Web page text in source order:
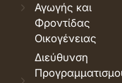
Αγωγής και
Φροντίδας
Οικογένειας
Διεύθυνση